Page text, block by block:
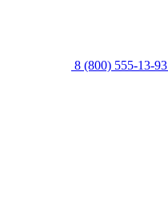
8 (800) 555-13-93